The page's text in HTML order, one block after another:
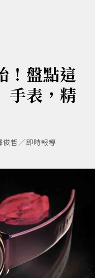
！盤點這
手表，精
哲／即時報導